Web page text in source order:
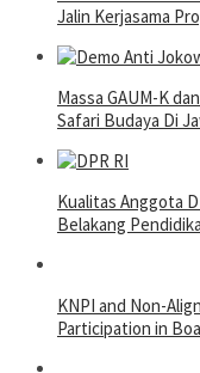
Jalin Kerjasama
Massa GAUM-K
Safari Budaya Di
Kualitas Anggota
Belakang
KNPI and Non-
Participation in